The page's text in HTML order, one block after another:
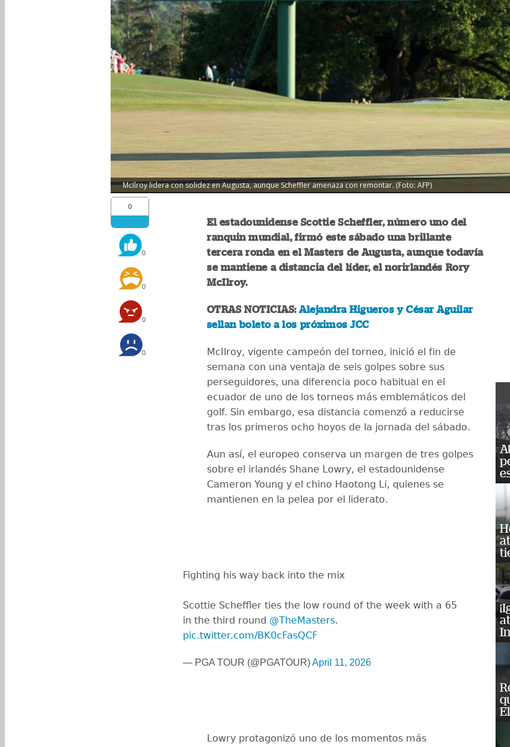
McIlroy lidera con solidez en Augusta, aunque Scheffler amenaza con remontar. (Foto: AFP)
0
0
0
0
0
El estadounidense Scottie Scheffler, número uno del
ranquin mundial, firmó este sábado una brillante
tercera ronda en el Masters de Augusta, aunque todavía
se mantiene a distancia del líder, el norirlandés Rory
McIlroy.
OTRAS NOTICIAS:Alejandra Higueros y César Aguilar
sellan boleto a los próximos JCC
McIlroy, vigente campeón del torneo, inició el fin de
semana con una ventaja de seis golpes sobre sus
perseguidores, una diferencia poco habitual en el
ecuador de uno de los torneos más emblemáticos del
golf. Sin embargo, esa distancia comenzó a reducirse
tras los primeros ocho hoyos de la jornada del sábado.
Aun así, el europeo conserva un margen de tres golpes
sobre el irlandés Shane Lowry, el estadounidense
Cameron Young y el chino Haotong Li, quienes se
mantienen en la pelea por el liderato.
Fighting his way back into the mix
Scottie Scheffler ties the low round of the week with a 65
in the third round @TheMasters.
pic.twitter.com/BK0cFasQCF
— PGA TOUR (@PGATOUR)April 11, 2026
Lowry protagonizó uno de los momentos más